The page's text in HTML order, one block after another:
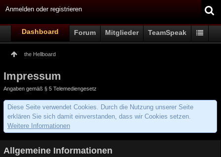
Anmelden oder registrieren
Dashboard Forum Mitglieder TeamSpeak
the Hellboard
Impressum
Angaben gemäß § 5 Telemediengesetz
Diese Seite verwendet Cookies. Durch die Nutzung unserer Seite
erklären Sie sich damit einverstanden, dass wir Cookies setzen.
Weitere Informationen
Allgemeine Informationen